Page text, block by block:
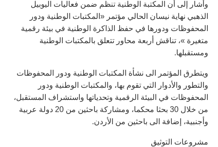
وأشار إلى أن المكتبة الوطنية تنظم ضمن فعاليات اليوبيل
الذهبي نهاية نيسان الحالي مؤتمر «المكتبات الوطنية ودور
المحفوظات ودورها في حفظ الذاكرة الوطنية في بيئة رقمية
متغيرة »، تناقش أربعة محاور تتعلق بالمكتبات الوطنية
ومستقبلها.
ويتطرق المؤتمر الى نشأة المكتبات الوطنية ودور المحفوظات
والتطور والأدوار التي تقوم بها، والمكتبات الوطنية ودور
المحفوظات في البيئة الرقمية وتحدياتها واستشراف المستقبل،
من خلال 30 بحثا محكما، ومشاركة باحثين من 20 دولة عربية
وأجنبية، إضافة الى باحثين من الأردن.
مشروعات التوثيق